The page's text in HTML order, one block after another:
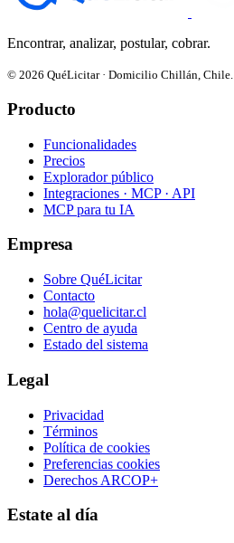
Encontrar, analizar, postular, cobrar.
© 2026 QuéLicitar · Domicilio Chillán, Chile.
Producto
Funcionalidades
Precios
Explorador público
Integraciones · MCP · API
MCP para tu IA
Empresa
Sobre QuéLicitar
Contacto
hola@quelicitar.cl
Centro de ayuda
Estado del sistema
Legal
Privacidad
Términos
Política de cookies
Preferencias cookies
Derechos ARCOP+
Estate al día